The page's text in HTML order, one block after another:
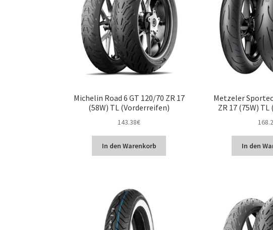
Michelin Road 6 GT 120/70 ZR 17
(58W) TL (Vorderreifen)
143.38€
In den Warenkorb
Metzeler
ZR 17 (75W)
In den